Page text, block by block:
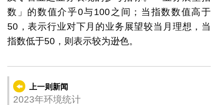
数」的数值介乎0与100之间；当指数数值高于
50，表示行业对下月的业务展望较当月理想，当
指数低于50，则表示较为逊色。
上一则新闻
2023年环境统计